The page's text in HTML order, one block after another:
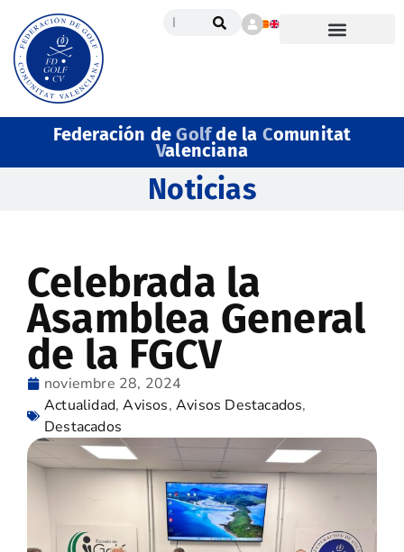
Federación deGolfde la Comunitat
Valenciana
Noticias
Celebrada la
Asamblea General
de la FGCV
noviembre 28, 2024
Actualidad,Avisos,Avisos Destacados,
Destacados